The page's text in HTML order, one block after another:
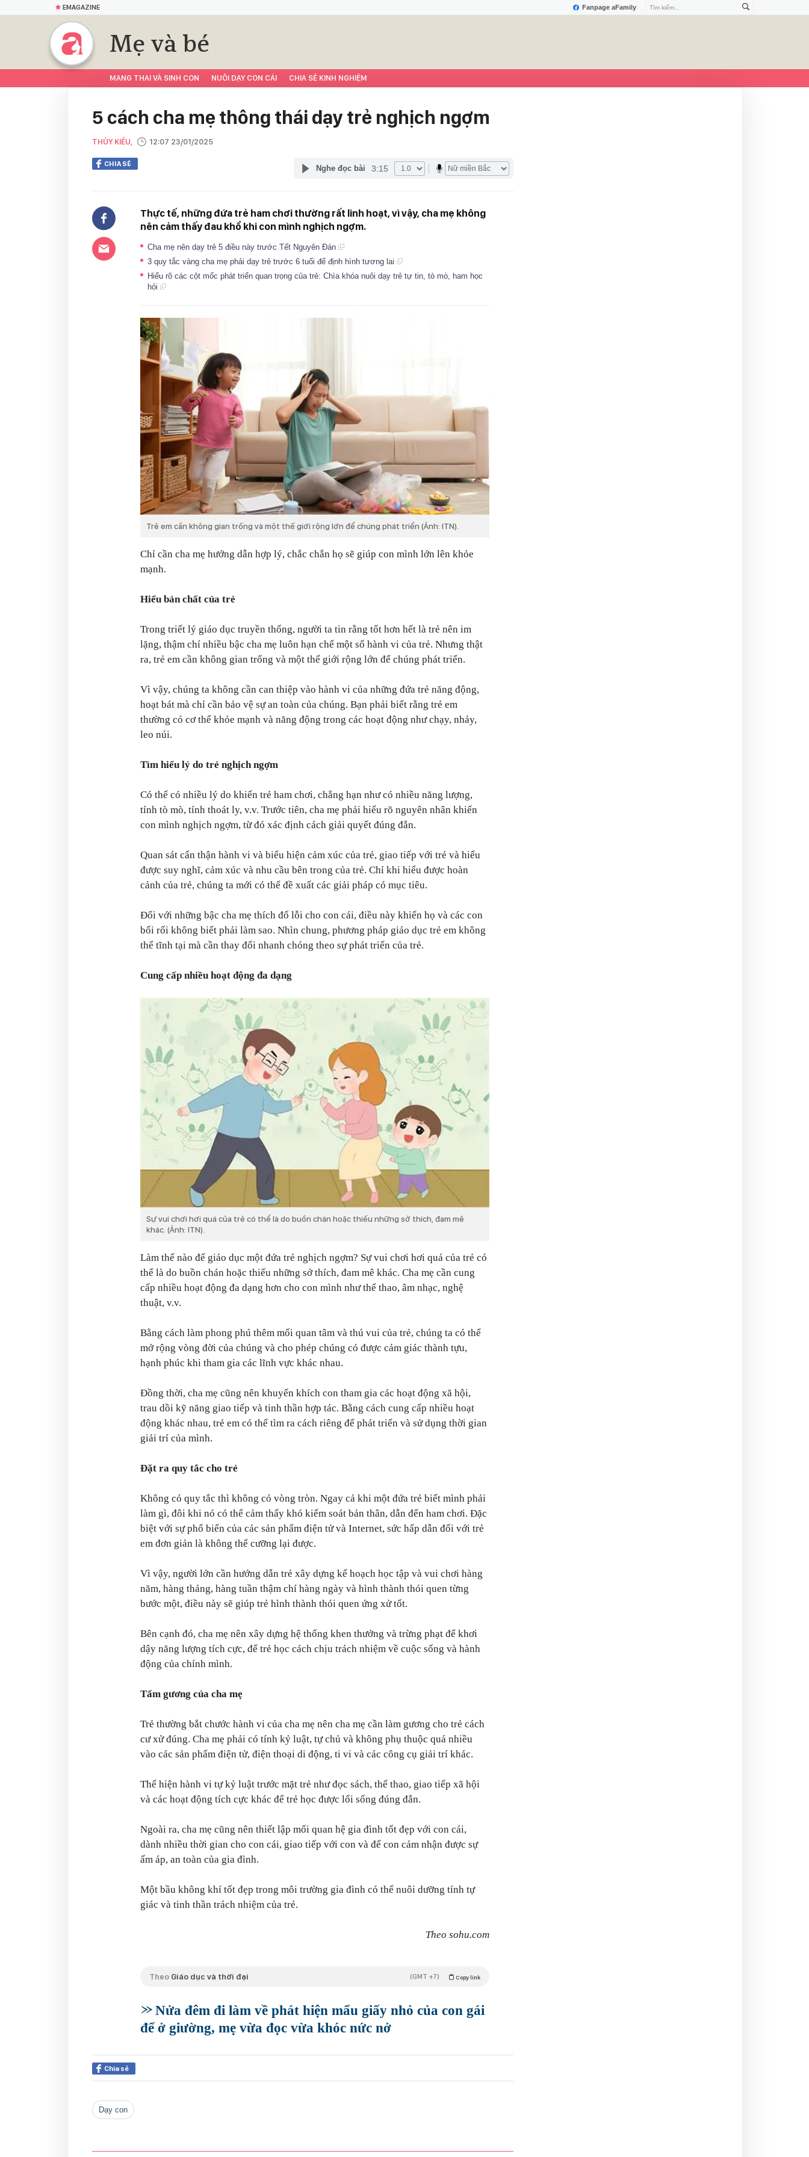
Fanpage aFamily
EMAGAZINE
Mẹ và bé
MANG THAI VÀ SINH CON NUÔI DẠY CON CÁI CHIA SẺ KINH NGHIỆM
5 cách cha mẹ thông thái dạy trẻ nghịch ngợm
THỦY KIỀU, 12:07 23/01/2025
CHIA SẺ Nghe đọc bài 3:15
Thực tế, những đứa trẻ ham chơi thường rất linh hoạt, vì vậy, cha mẹ không
nên cảm thấy đau khổ khi con mình nghịch ngợm.
Cha mẹ nên dạy trẻ 5 điều này trước Tết Nguyên Đán
3 quy tắc vàng cha mẹ phải dạy trẻ trước 6 tuổi để định hình tương lai
Hiểu rõ các cột mốc phát triển quan trọng của trẻ: Chìa khóa nuôi dạy trẻ tự tin, tò mò, ham học
hỏi
Trẻ em cần không gian trống và một thế giới rộng lớn để chúng phát triển (Ảnh: ITN).
Chỉ cần cha mẹ hướng dẫn hợp lý, chắc chắn họ sẽ giúp con mình lớn lên khỏe
mạnh.
Hiểu bản chất của trẻ
Trong triết lý giáo dục truyền thống, người ta tin rằng tốt hơn hết là trẻ nên im
lặng, thậm chí nhiều bậc cha mẹ luôn hạn chế một số hành vi của trẻ. Nhưng thật
ra, trẻ em cần không gian trống và một thế giới rộng lớn để chúng phát triển.
Vì vậy, chúng ta không cần can thiệp vào hành vi của những đứa trẻ năng động,
hoạt bát mà chỉ cần bảo vệ sự an toàn của chúng. Bạn phải biết rằng trẻ em
thường có cơ thể khỏe mạnh và năng động trong các hoạt động như chạy, nhảy,
leo núi.
Tìm hiểu lý do trẻ nghịch ngợm
Có thể có nhiều lý do khiến trẻ ham chơi, chẳng hạn như có nhiều năng lượng,
tính tò mò, tính thoát ly, v.v. Trước tiên, cha mẹ phải hiểu rõ nguyên nhân khiến
con mình nghịch ngợm, từ đó xác định cách giải quyết đúng đắn.
Quan sát cẩn thận hành vi và biểu hiện cảm xúc của trẻ, giao tiếp với trẻ và hiểu
được suy nghĩ, cảm xúc và nhu cầu bên trong của trẻ. Chỉ khi hiểu được hoàn
cảnh của trẻ, chúng ta mới có thể đề xuất các giải pháp có mục tiêu.
Đối với những bậc cha mẹ thích đổ lỗi cho con cái, điều này khiến họ và các con
bối rối không biết phải làm sao. Nhìn chung, phương pháp giáo dục trẻ em không
thể tĩnh tại mà cần thay đổi nhanh chóng theo sự phát triển của trẻ.
Cung cấp nhiều hoạt động đa dạng
Sự vui chơi hơi quá của trẻ có thể là do buồn chán hoặc thiếu những sở thích, đam mê
khác. (Ảnh: ITN).
Làm thế nào để giáo dục một đứa trẻ nghịch ngợm? Sự vui chơi hơi quá của trẻ có
thể là do buồn chán hoặc thiếu những sở thích, đam mê khác. Cha mẹ cần cung
cấp nhiều hoạt động đa dạng hơn cho con mình như thể thao, âm nhạc, nghệ
thuật, v.v.
Bằng cách làm phong phú thêm mối quan tâm và thú vui của trẻ, chúng ta có thể
mở rộng vòng đời của chúng và cho phép chúng có được cảm giác thành tựu,
hạnh phúc khi tham gia các lĩnh vực khác nhau.
Đồng thời, cha mẹ cũng nên khuyến khích con tham gia các hoạt động xã hội,
trau dồi kỹ năng giao tiếp và tinh thần hợp tác. Bằng cách cung cấp nhiều hoạt
động khác nhau, trẻ em có thể tìm ra cách riêng để phát triển và sử dụng thời gian
giải trí của mình.
Đặt ra quy tắc cho trẻ
Không có quy tắc thì không có vòng tròn. Ngay cả khi một đứa trẻ biết mình phải
làm gì, đôi khi nó có thể cảm thấy khó kiểm soát bản thân, dẫn đến ham chơi. Đặc
biệt với sự phổ biến của các sản phẩm điện tử và Internet, sức hấp dẫn đối với trẻ
em đơn giản là không thể cưỡng lại được.
Vì vậy, người lớn cần hướng dẫn trẻ xây dựng kế hoạch học tập và vui chơi hàng
năm, hàng tháng, hàng tuần thậm chí hàng ngày và hình thành thói quen từng
bước một, điều này sẽ giúp trẻ hình thành thói quen ứng xử tốt.
Bên cạnh đó, cha mẹ nên xây dựng hệ thống khen thưởng và trừng phạt để khơi
dậy năng lượng tích cực, để trẻ học cách chịu trách nhiệm về cuộc sống và hành
động của chính mình.
Tấm gương của cha mẹ
Trẻ thường bắt chước hành vi của cha mẹ nên cha mẹ cần làm gương cho trẻ cách
cư xử đúng. Cha mẹ phải có tính kỷ luật, tự chủ và không phụ thuộc quá nhiều
vào các sản phẩm điện tử, điện thoại di động, ti vi và các công cụ giải trí khác.
Thể hiện hành vi tự kỷ luật trước mặt trẻ như đọc sách, thể thao, giao tiếp xã hội
và các hoạt động tích cực khác để trẻ học được lối sống đúng đắn.
Ngoài ra, cha mẹ cũng nên thiết lập mối quan hệ gia đình tốt đẹp với con cái,
dành nhiều thời gian cho con cái, giao tiếp với con và để con cảm nhận được sự
ấm áp, an toàn của gia đình.
Một bầu không khí tốt đẹp trong môi trường gia đình có thể nuôi dưỡng tính tự
giác và tinh thần trách nhiệm của trẻ.
Theo sohu.com
Theo Giáo dục và thời đại Copy link
(GMT +7)
Nửa đêm đi làm về phát hiện mẩu giấy nhỏ của con gái
để ở giường, mẹ vừa đọc vừa khóc nức nở
Chia sẻ
dạy con